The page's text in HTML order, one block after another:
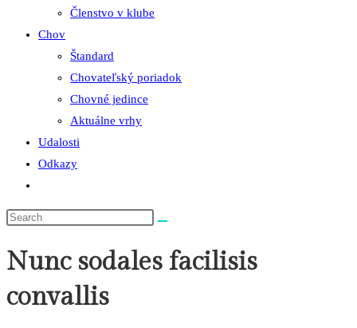
Členstvo v klube
Chov
Štandard
Chovateľský poriadok
Chovné jedince
Aktuálne vrhy
Udalosti
Odkazy
search
Nunc sodales facilisis
convallis